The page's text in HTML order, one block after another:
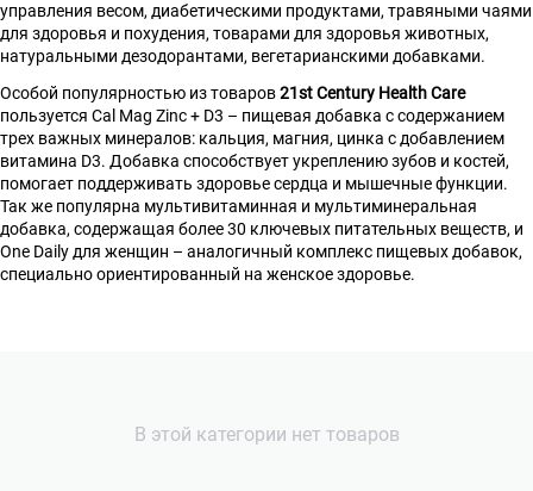
управления весом, диабетическими продуктами, травяными чаями
для здоровья и похудения, товарами для здоровья животных,
натуральными дезодорантами, вегетарианскими добавками.
Особой популярностью из товаров21st Century Health Care
пользуется Cal Mag Zinc + D3 – пищевая добавка с содержанием
трех важных минералов: кальция, магния, цинка с добавлением
витамина D3. Добавка способствует укреплению зубов и костей,
помогает поддерживать здоровье сердца и мышечные функции.
Так же популярна мультивитаминная и мультиминеральная
добавка, содержащая более 30 ключевых питательных веществ, и
One Daily для женщин – аналогичный комплекс пищевых добавок,
специально ориентированный на женское здоровье.
В этой категории нет товаров